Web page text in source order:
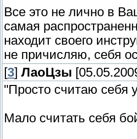
Все это не лично в
самая
находит своего
не причисляю, себя
[3] ЛаоЦзы
"Просто считаю себя
Мало считать себя